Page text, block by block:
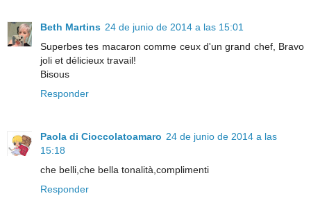
Beth Martins 24 de junio de 2014 a las 15:01
Superbes tes macaron comme ceux d'un grand chef, Bravo
joli et délicieux travail!
Bisous
Responder
Paola di Cioccolatoamaro 24 de junio de 2014 a las
15:18
che belli,che bella tonalità,complimenti
Responder